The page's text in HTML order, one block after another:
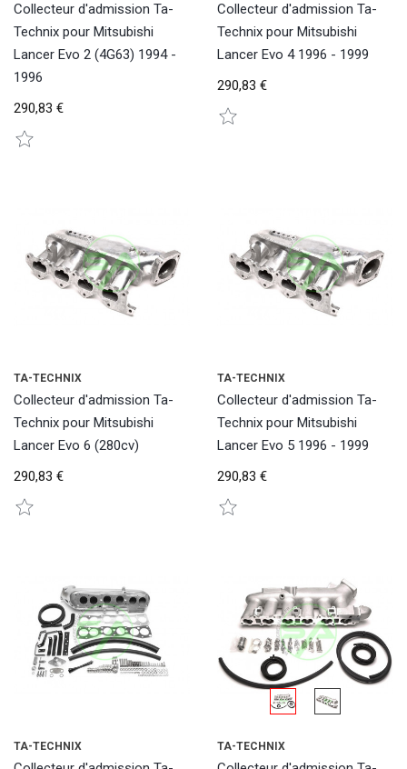
Collecteur d'admission Ta-
Technix pour Mitsubishi
Lancer Evo 2 (4G63) 1994 -
1996
290,83 €
Collecteur d'admission Ta-
Technix pour Mitsubishi
Lancer Evo 4 1996 - 1999
290,83 €
TA-TECHNIX
Collecteur d'admission Ta-
Technix pour Mitsubishi
Lancer Evo 6 (280cv)
290,83 €
TA-TECHNIX
Collecteur d'admission Ta-
Technix pour Mitsubishi
Lancer Evo 5 1996 - 1999
290,83 €
TA-TECHNIX TA-TECHNIX